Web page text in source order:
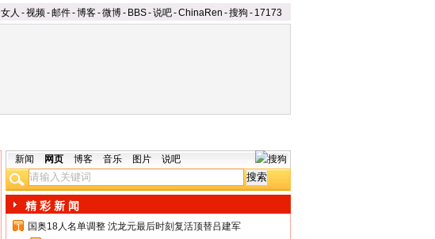
女人 -视频-邮件-博客-微博- BBS-说吧-ChinaRen -搜狗 - 17173
新闻 网页 博客 音乐 图片 说吧
精 彩 新 闻
1
国奥18人名单调整 沈龙元最后时刻复活顶替吕建军